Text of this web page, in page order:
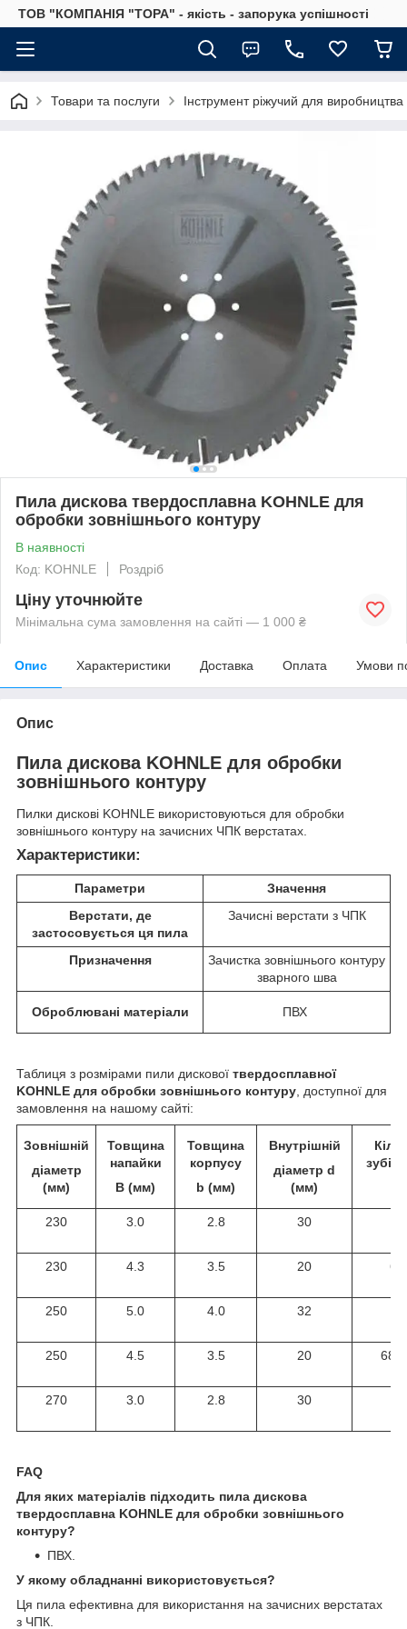
ТОВ "КОМПАНІЯ "ТОРА" - якість - запорука успішності
Товари та послуги Інструмент ріжучий для виробництва
Пила дискова твердосплавна KOHNLE для
обробки зовнішнього контуру
В наявності
Код: KOHNLE
Роздріб
Ціну уточнюйте
Мінімальна сума замовлення на сайті — 1 000 ₴
Опис Характеристики Доставка Оплата Умови
Опис
Пила дискова KOHNLE для обробки
зовнішнього контуру
Пилки дискові KOHNLE використовуються для обробки
зовнішнього контуру на зачисних ЧПК верстатах.
Характеристики:
Параметри
Значення
Верстати, де
застосовується ця пила
Зачисні верстати з ЧПК
Призначення
Зачистка зовнішнього контуру
зварного шва
Оброблювані матеріали ПВХ
Таблиця з розмірами пили дискової твердосплавної
KOHNLE для обробки зовнішнього контуру, доступної для
замовлення на нашому сайті:
Зовнішній
діаметр
(мм)
Товщина
напайки
B (мм)
Товщина
корпусу
b (мм)
Внутрішній
діаметр d
(мм)
зубів
230 3.0 2.8 30
230 4.3 3.5 20
250 5.0 4.0 32
250 4.5 3.5 20
270 3.0 2.8 30
FAQ
Для яких матеріалів підходить пила дискова
твердосплавна KOHNLE для обробки зовнішнього
контуру?
ПВХ.
У якому обладнанні використовується?
Ця пила ефективна для використання на зачисних верстатах
з ЧПК.